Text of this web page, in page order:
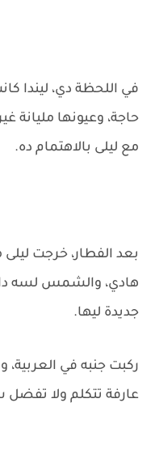
في اللحظة دي، ليندا
حاجة، وعيونها مليانة
مع ليلى بالاهتمام ده.
بعد الفطار، خرجت
هادي، والشمس لسه
جديدة ليها.
ركبت جنبه في
عارفة تتكلم ولا تفضل